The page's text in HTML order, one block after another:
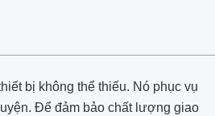
bị không thể thiếu. Nó phục vụ
Để đảm bảo chất lượng giao